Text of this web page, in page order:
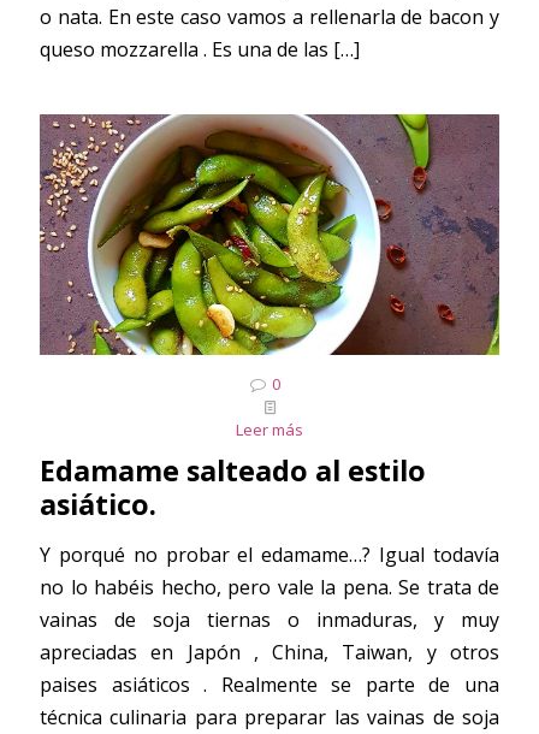
o nata. En este caso vamos a rellenarla de bacon y
queso mozzarella . Es una de las […]
0
Leer más
Edamame salteado al estilo
asiático.
Y porqué no probar el edamame…? Igual todavía
no lo habéis hecho, pero vale la pena. Se trata de
vainas de soja tiernas o inmaduras, y muy
apreciadas en Japón , China, Taiwan, y otros
paises asiáticos . Realmente se parte de una
técnica culinaria para preparar las vainas de soja